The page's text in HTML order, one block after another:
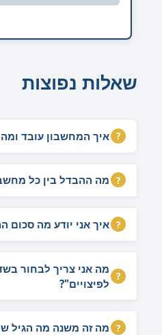
שאלות נפוצות
איך המחשבון עובד
מה ההבדל בין כל
איך אני יודע מה סכום
מה אני צריך לבחור
לפיצויים"?
מה זה משנה מה הגיל